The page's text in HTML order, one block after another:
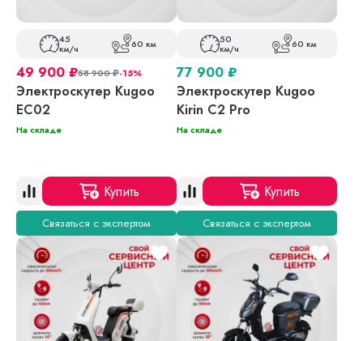
45
км/ч 60 км
49 900 ₽58 900₽-15%
Электроскутер Kugoo
EC02
На складе
Купить
Связаться с экспертом
50
км/ч 60 км
77 900 ₽
Электроскутер Kugoo
Kirin C2 Pro
На складе
Купить
Связаться с экспертом